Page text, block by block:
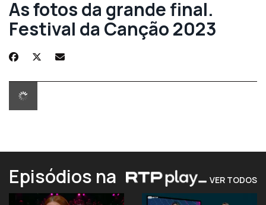
As fotos da grande final.
Festival da Canção 2023
Episódios na VER TODOS